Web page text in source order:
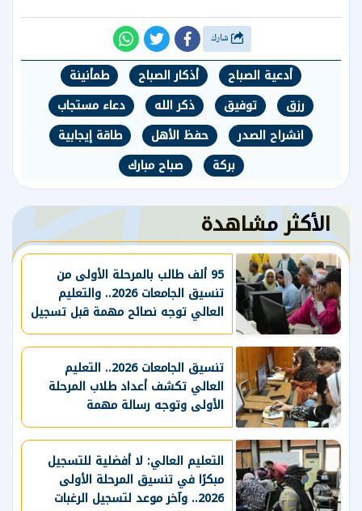
أدعية الصباح أذكار الصباح
طمأنينة
رزق
توفيق ذكر الله
دعاء مستجاب
انشراح الصدر
حفظ الأهل
طاقة إيجابية
بركة
صباح مبارك
الأكثر مشاهدة
95 ألف طالب بالمرحلة الأولى من
تنسيق الجامعات 2026.. والتعليم
العالي توجه نصائح مهمة قبل تسجيل
الرغبات
تنسيق الجامعات 2026.. التعليم
العالي تكشف أعداد طلاب المرحلة
الأولى وتوجه رسالة مهمة
التعليم العالي: لا أفضلية للتسجيل
مبكرًا في تنسيق المرحلة الأولى
2026.. وآخر موعد لتسجيل الرغبات